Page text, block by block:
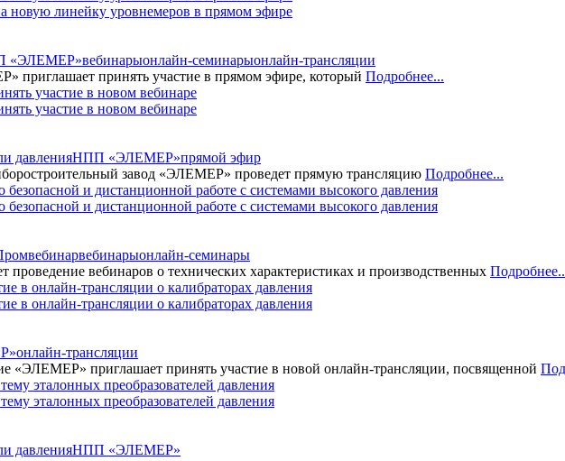
новую линейку уровнемеров в прямом эфире
«ЭЛЕМЕР»вебинарыонлайн-семинарыонлайн-трансляции
приглашает принять участие в прямом эфире, который Подробнее...
участие в новом вебинаре
давленияНПП «ЭЛЕМЕР»прямой эфир
завод «ЭЛЕМЕР» проведет прямую трансляцию Подробнее...
и дистанционной работе с системами высокого давления
вебинарвебинарыонлайн-семинары
вебинаров о технических характеристиках и производственных
в онлайн-трансляции о калибраторах давления
онлайн-трансляции
«ЭЛЕМЕР» приглашает принять участие в новой онлайн-трансляции, посвященной
эталонных преобразователей давления
давленияНПП «ЭЛЕМЕР»